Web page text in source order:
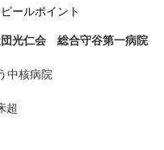
ールポイント
光仁会　総合守谷第一病院
中核病院
超